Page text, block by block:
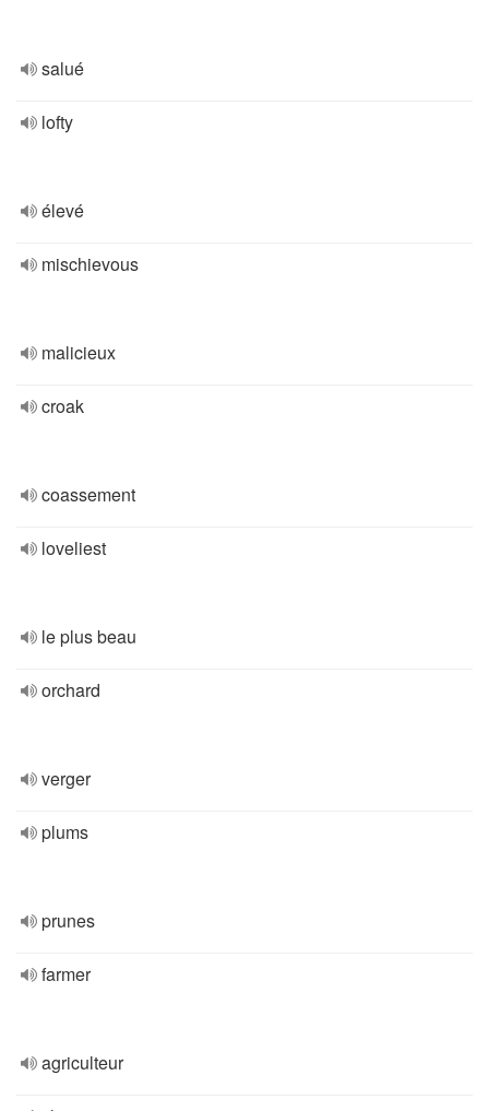
salué
lofty
élevé
mischievous
malicieux
croak
coassement
loveliest
le plus beau
orchard
verger
plums
prunes
farmer
agriculteur